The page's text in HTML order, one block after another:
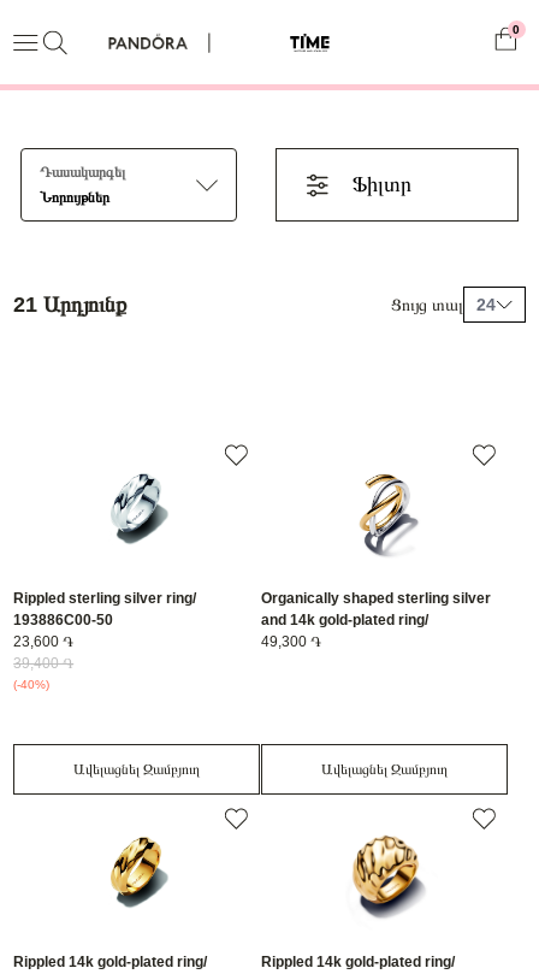
0
Դասակարգել
Նորույթներ
Ֆիլտր
21 Արդյունք Ցույց տալ 24
Rippled sterling silver ring/
193886C00-50
23,600 ֏
39,400 ֏
(-40%)
Ավելացնել Զամբյուղ
Organically shaped sterling silver
and 14k gold-plated ring/
163889C00-50
49,300 ֏
Ավելացնել Զամբյուղ
Rippled 14k gold-plated ring/
Rippled 14k gold-plated ring/